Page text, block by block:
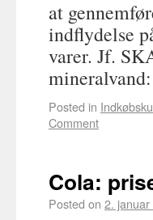
at
indflydelse
varer. Jf.
Posted in
Comment
Cola:
Posted on 2.